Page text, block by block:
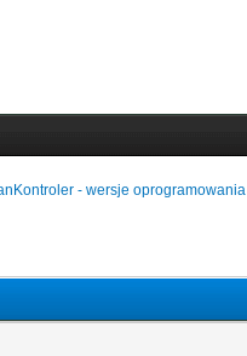
- wersje oprogramowania